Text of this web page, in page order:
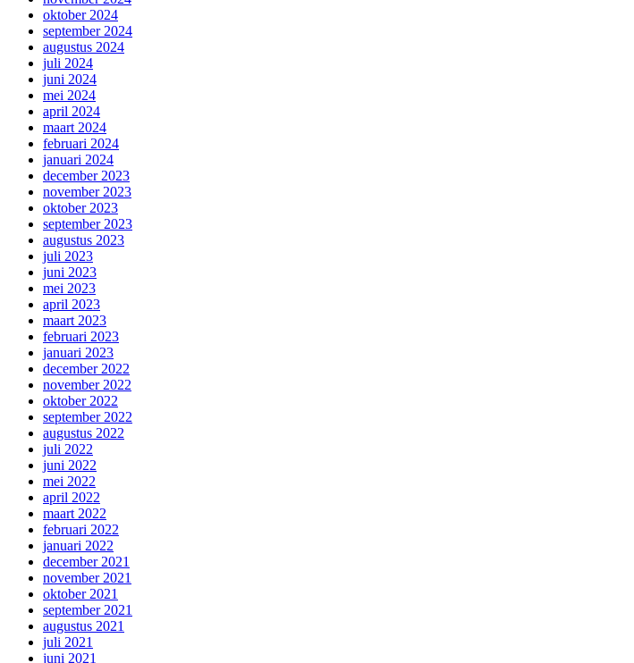
oktober 2024
september 2024
augustus 2024
juli 2024
juni 2024
mei 2024
april 2024
maart 2024
februari 2024
januari 2024
december 2023
november 2023
oktober 2023
september 2023
augustus 2023
juli 2023
juni 2023
mei 2023
april 2023
maart 2023
februari 2023
januari 2023
december 2022
november 2022
oktober 2022
september 2022
augustus 2022
juli 2022
juni 2022
mei 2022
april 2022
maart 2022
februari 2022
januari 2022
december 2021
november 2021
oktober 2021
september 2021
augustus 2021
juli 2021
juni 2021